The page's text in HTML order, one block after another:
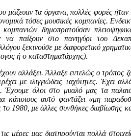
μάζευαν τα όργανα, πολλές φορές
τόσες μουσικές κομπανίες.
κομπανιών δημοπρατούσαν
να παίξουν στο πανηγύρι του
ξεκινούσε με διαφορετικό
ή ο καταστηματάρχης).
αλλάξει. Άλλαξε εντελώς ο τρόπος
με ιλιγγιώδεις ταχύτητες. Έχει
Έχουμε όλοι στο μυαλό μας τα
κάποιους αυτό φαντάζει «μη
το 1980, με άλλες συνθήκες διαβίωσης
μέρες μας διατηρούνται πολλά